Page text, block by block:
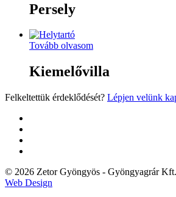
Persely
Tovább olvasom
Kiemelővilla
Felkeltettük érdeklődését? Lépjen velünk
© 2026 Zetor Gyöngyös - Gyöngyagrár
Web Design